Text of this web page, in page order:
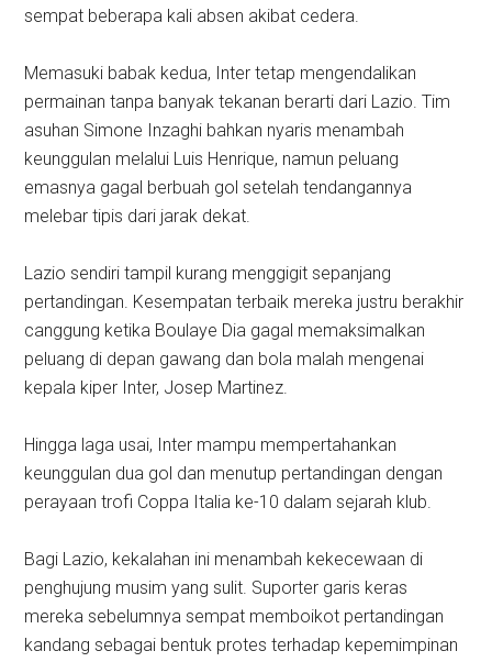
sempat beberapa kali absen akibat cedera.
Memasuki babak kedua, Inter tetap mengendalikan
permainan tanpa banyak tekanan berarti dari Lazio. Tim
asuhan Simone Inzaghi bahkan nyaris menambah
keunggulan melalui Luis Henrique, namun peluang
emasnya gagal berbuah gol setelah tendangannya
melebar tipis dari jarak dekat.
Lazio sendiri tampil kurang menggigit sepanjang
pertandingan. Kesempatan terbaik mereka justru berakhir
canggung ketika Boulaye Dia gagal memaksimalkan
peluang di depan gawang dan bola malah mengenai
kepala kiper Inter, Josep Martinez.
Hingga laga usai, Inter mampu mempertahankan
keunggulan dua gol dan menutup pertandingan dengan
perayaan trofi Coppa Italia ke-10 dalam sejarah klub.
Bagi Lazio, kekalahan ini menambah kekecewaan di
penghujung musim yang sulit. Suporter garis keras
mereka sebelumnya sempat memboikot pertandingan
kandang sebagai bentuk protes terhadap kepemimpinan